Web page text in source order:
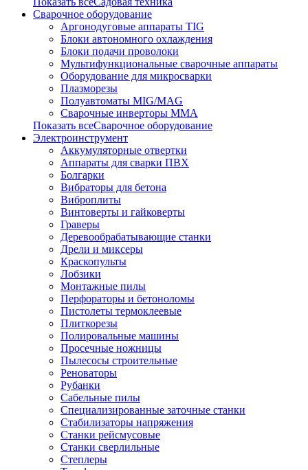
Сварочное оборудование
Аргонодуговые аппараты TIG
Блоки автономного охлаждения
Блоки подачи проволоки
Мультифункциональные сварочные аппараты
Оборудование для микросварки
Плазморезы
Полуавтоматы MIG/MAG
Сварочные инверторы ММА
Показать всеСварочное оборудование
Электроинструмент
Аккумуляторные отвертки
Аппараты для сварки ПВХ
Болгарки
Вибраторы для бетона
Виброплиты
Винтоверты и гайковерты
Граверы
Деревообрабатывающие станки
Дрели и миксеры
Краскопульты
Лобзики
Монтажные пилы
Перфораторы и бетоноломы
Пистолеты термоклеевые
Плиткорезы
Полировальные машины
Просечные ножницы
Пылесосы строительные
Реноваторы
Рубанки
Сабельные пилы
Специализированные заточные станки
Стабилизаторы напряжения
Станки рейсмусовые
Станки сверлильные
Степлеры